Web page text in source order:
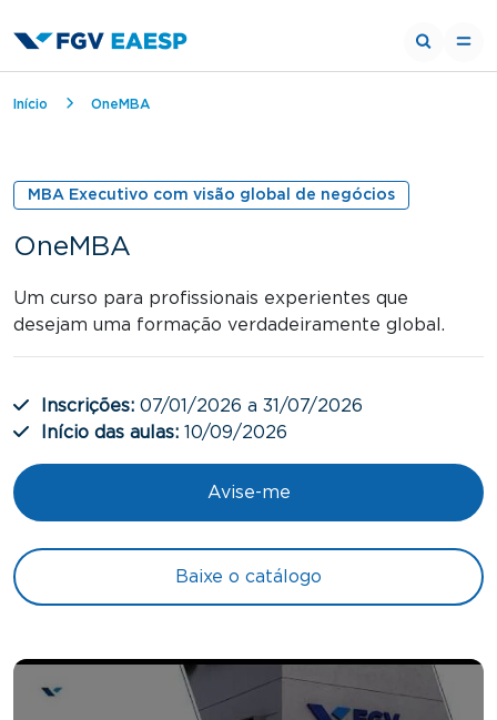
Trilha de navegação
Início OneMBA
MBA Executivo com visão global de negócios
OneMBA
Um curso para profissionais experientes que
desejam uma formação verdadeiramente global.
Inscrições: 07/01/2026 a 31/07/2026
Início das aulas: 10/09/2026
Avise-me
Baixe o catálogo